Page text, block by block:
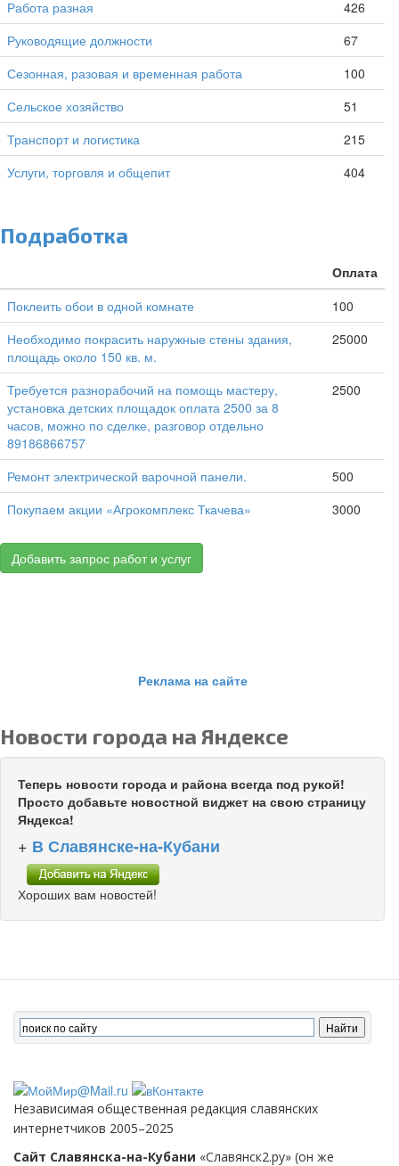
Работа разная
426
Руководящие должности
67
Сезонная, разовая и временная работа
100
Сельское хозяйство
51
Транспорт и логистика
215
Услуги, торговля и общепит
404
Подработка
Оплата
Поклеить обои в одной комнате
100
Необходимо покрасить наружные стены здания,
площадь около 150 кв. м.
25000
Требуется разнорабочий на помощь мастеру,
установка детских площадок оплата 2500 за 8
часов, можно по сделке, разговор отдельно
89186866757
2500
Ремонт электрической варочной панели.
500
Покупаем акции «Агрокомплекс Ткачева»
3000
Добавить запрос работ и услуг
Реклама на сайте
Новости города на Яндексе
Теперь новости города и района всегда под рукой!
Просто добавьте новостной виджет на свою страницу
Яндекса!
+ В Славянске-на-Кубани
Хороших вам новостей!
Независимая общественная редакция славянских
интернетчиков 2005–2025
Сайт Славянска-на-Кубани «Славянск2.ру» (он же